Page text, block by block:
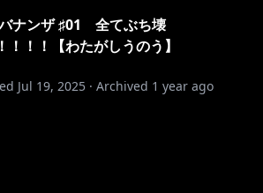
エリアを発見できるかも？
、DKが大変身！
特別な力を受け継いだポリーンの歌
バナンザ ♯01 全てぶち壊
！！【わたがしうのう】
Jul 19, 2025 · Archived 1 year ago